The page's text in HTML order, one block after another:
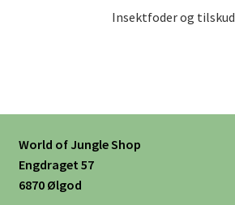
Insektfoder og tilskud
World of Jungle Shop
Engdraget 57
6870 Ølgod